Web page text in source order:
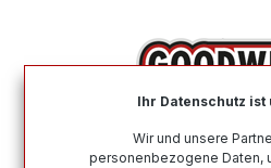
Ihr Datenschutz ist
Wir und unsere
personenbezogene Daten,